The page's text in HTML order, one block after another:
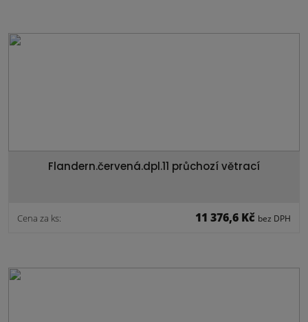
Flandern.červená.dpl.11 průchozí větrací
Cena za ks: 11 376,6 Kč bez DPH